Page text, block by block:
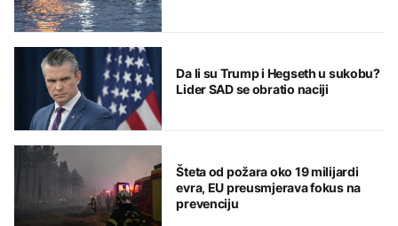
Da li su Trump i Hegseth u sukobu?
Lider SAD se obratio naciji
Šteta od požara oko 19 milijardi
evra, EU preusmjerava fokus na
prevenciju